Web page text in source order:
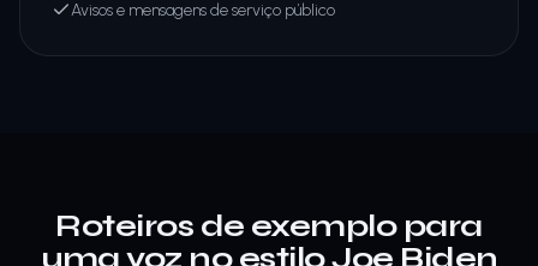
Avisos e mensagens de serviço público
Roteiros de exemplo para
uma voz no estilo Joe Biden